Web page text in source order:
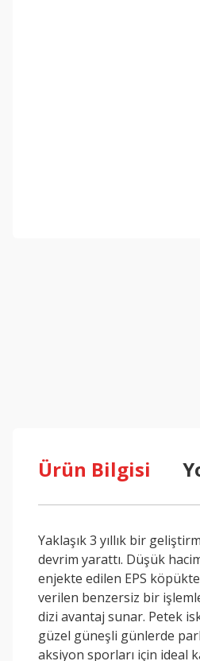
Ürün Bilgisi
Yaklaşık 3 yıllık bir
devrim yarattı. Düşük
enjekte edilen EPS
verilen benzersiz bir
dizi avantaj sunar. Petek
güzel güneşli günlerde
aksiyon sporları için ideal